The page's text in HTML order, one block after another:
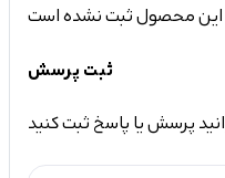
ثبت پرسش